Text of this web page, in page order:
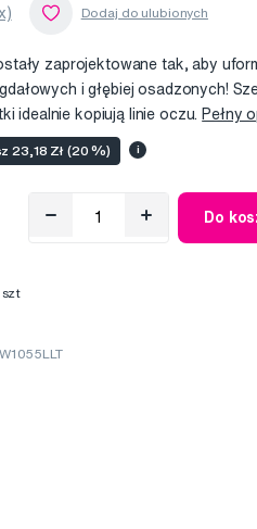
zaprojektowane tak, aby
i głębiej osadzonych!
idealnie kopiują linie oczu. Pełny
23,18 Zł (20 %) i
Do
szt